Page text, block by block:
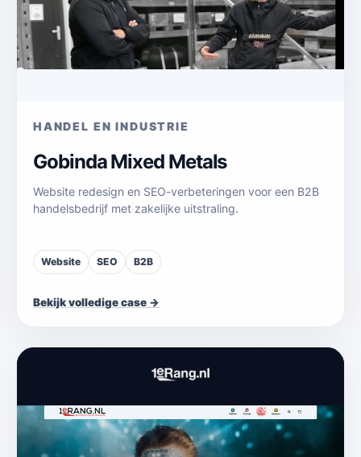
HANDEL EN INDUSTRIE
Gobinda Mixed Metals
Website redesign en SEO-verbeteringen voor een B2B
handelsbedrijf met zakelijke uitstraling.
Website SEO B2B
Bekijk volledige case →